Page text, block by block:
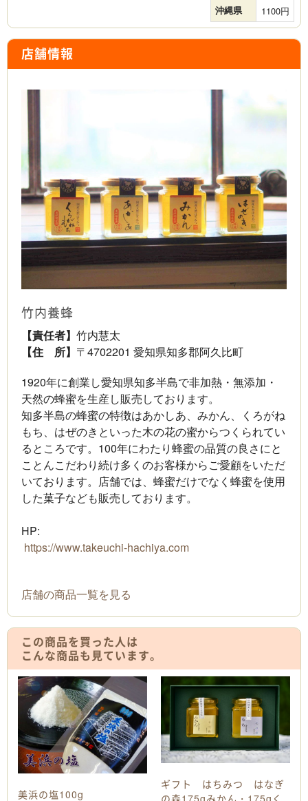
沖縄県 1100
店舗情報
竹内養蜂
【責任者】 竹内慧太
【住 所】 〒4702201 愛知県知多郡阿久比町
1920年に創業し愛知県知多半島で非加熱・無添加・
天然の蜂蜜を生産し販売しております。
知多半島の蜂蜜の特徴はあかしあ、みかん、くろがね
もち、はぜのきといった木の花の蜜からつくられてい
るところです。100年にわたり蜂蜜の品質の良さにと
ことんこだわり続け多くのお客様からご愛顧をいただ
いております。店舗では、蜂蜜だけでなく蜂蜜を使用
した菓子なども販売しております。
HP:
https://www.takeuchi-hachiya.com
店舗の商品一覧を見る
この商品を買った人は
こんな商品も見ています。
美浜の塩100g
ギフト はちみつ はなぎ
の森175gみかん・175gく